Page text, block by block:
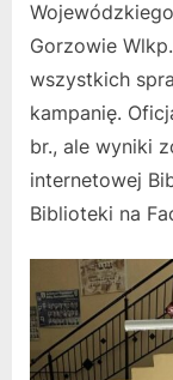
Gorzowie
wszystkich
kampanię.
br., ale wyniki
internetowej
Biblioteki na